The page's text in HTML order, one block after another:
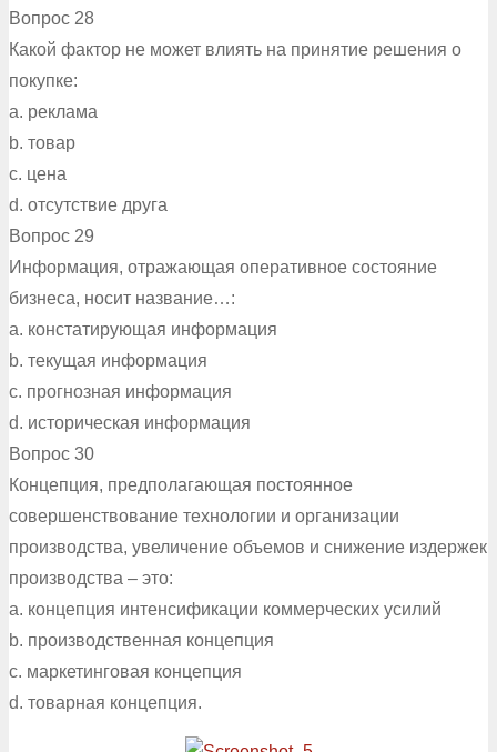
Вопрос 28
Какой фактор не может влиять на принятие решения о
покупке:
a. реклама
b. товар
c. цена
d. отсутствие друга
Вопрос 29
Информация, отражающая оперативное состояние
бизнеса, носит название…:
a. констатирующая информация
b. текущая информация
c. прогнозная информация
d. историческая информация
Вопрос 30
Концепция, предполагающая постоянное
совершенствование технологии и организации
производства, увеличение объемов и снижение издержек
производства – это:
a. концепция интенсификации коммерческих усилий
b. производственная концепция
c. маркетинговая концепция
d. товарная концепция.